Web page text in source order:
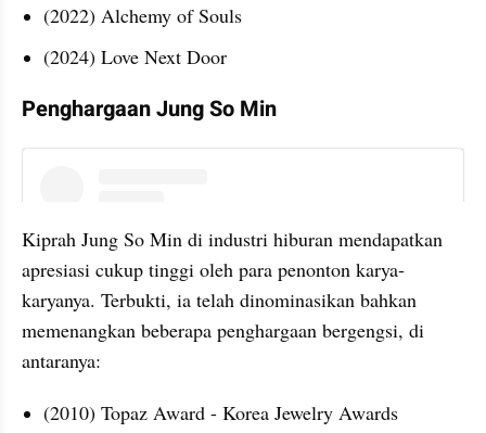
(2022) Alchemy of Souls
(2024) Love Next Door
Penghargaan Jung So Min
Kiprah Jung So Min di industri hiburan mendapatkan
apresiasi cukup tinggi oleh para penonton karya-
karyanya. Terbukti, ia telah dinominasikan bahkan
memenangkan beberapa penghargaan bergengsi, di
antaranya:
(2010) Topaz Award - Korea Jewelry Awards